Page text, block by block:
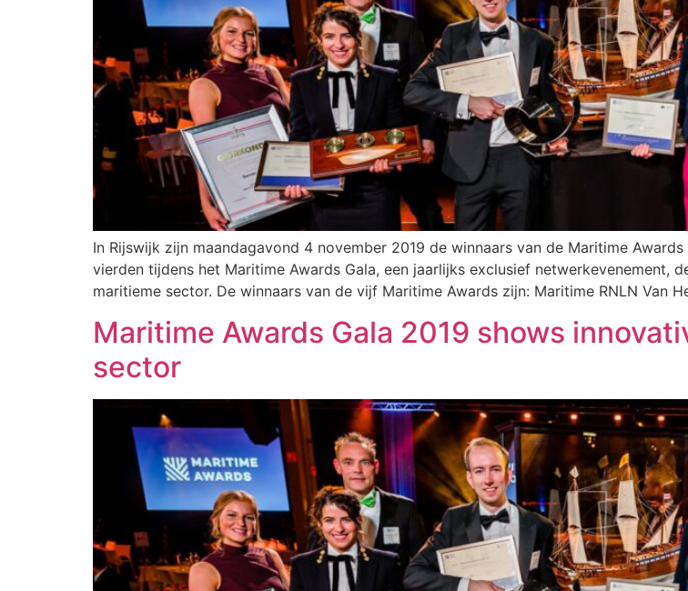
In Rijswijk zijn maandagavond 4 november 2019 de winnaars van de Maritime
vierden tijdens het Maritime Awards Gala, een jaarlijks exclusief netwerkevenement,
maritieme sector. De winnaars van de vijf Maritime Awards zijn: Maritime RNLN Van
Maritime Awards Gala 2019 shows
sector